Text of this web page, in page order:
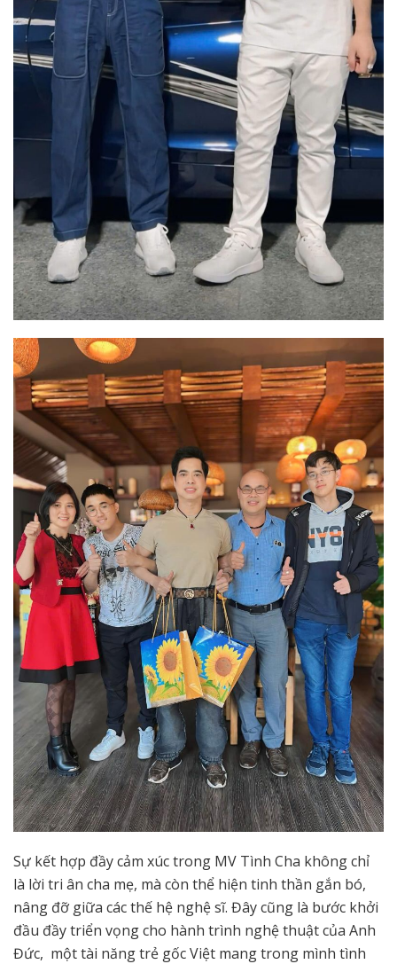
Sự kết hợp đầy cảm xúc trong MV Tình Cha không chỉ
là lời tri ân cha mẹ, mà còn thể hiện tinh thần gắn bó,
nâng đỡ giữa các thế hệ nghệ sĩ. Đây cũng là bước khởi
đầu đầy triển vọng cho hành trình nghệ thuật của Anh
Đức, một tài năng trẻ gốc Việt mang trong mình tình